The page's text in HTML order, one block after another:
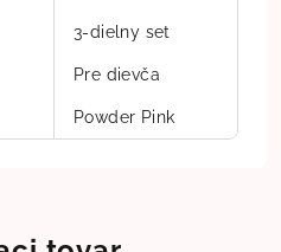
3-dielny set
Pre dievča
Powder Pink